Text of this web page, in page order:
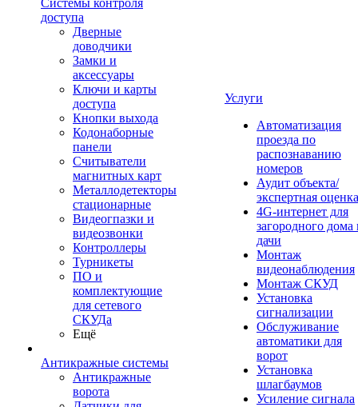
Системы контроля
доступа
Дверные
доводчики
Замки и
аксессуары
Ключи и карты
доступа
Кнопки выхода
Кодонаборные
панели
Считыватели
магнитных карт
Металлодетекторы
стационарные
Видеогпазки и
видеозвонки
Контроллеры
Турникеты
ПО и
комплектующие
для сетевого
СКУДа
Ещё
Антикражные системы
Антикражные
ворота
Услуги
Автоматизация
проезда по
распознаванию
номеров
Аудит объекта/
экспертная оценка
4G-интернет для
загородного дома
дачи
Монтаж
видеонаблюдения
Монтаж СКУД
Установка
сигнализации
Обслуживание
автоматики для
ворот
Установка
шлагбаумов
Усиление сигнала